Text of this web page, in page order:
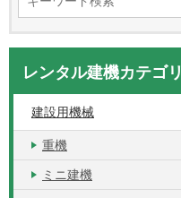
レンタル建機カテゴリ
建設用機械
重機
ミニ建機